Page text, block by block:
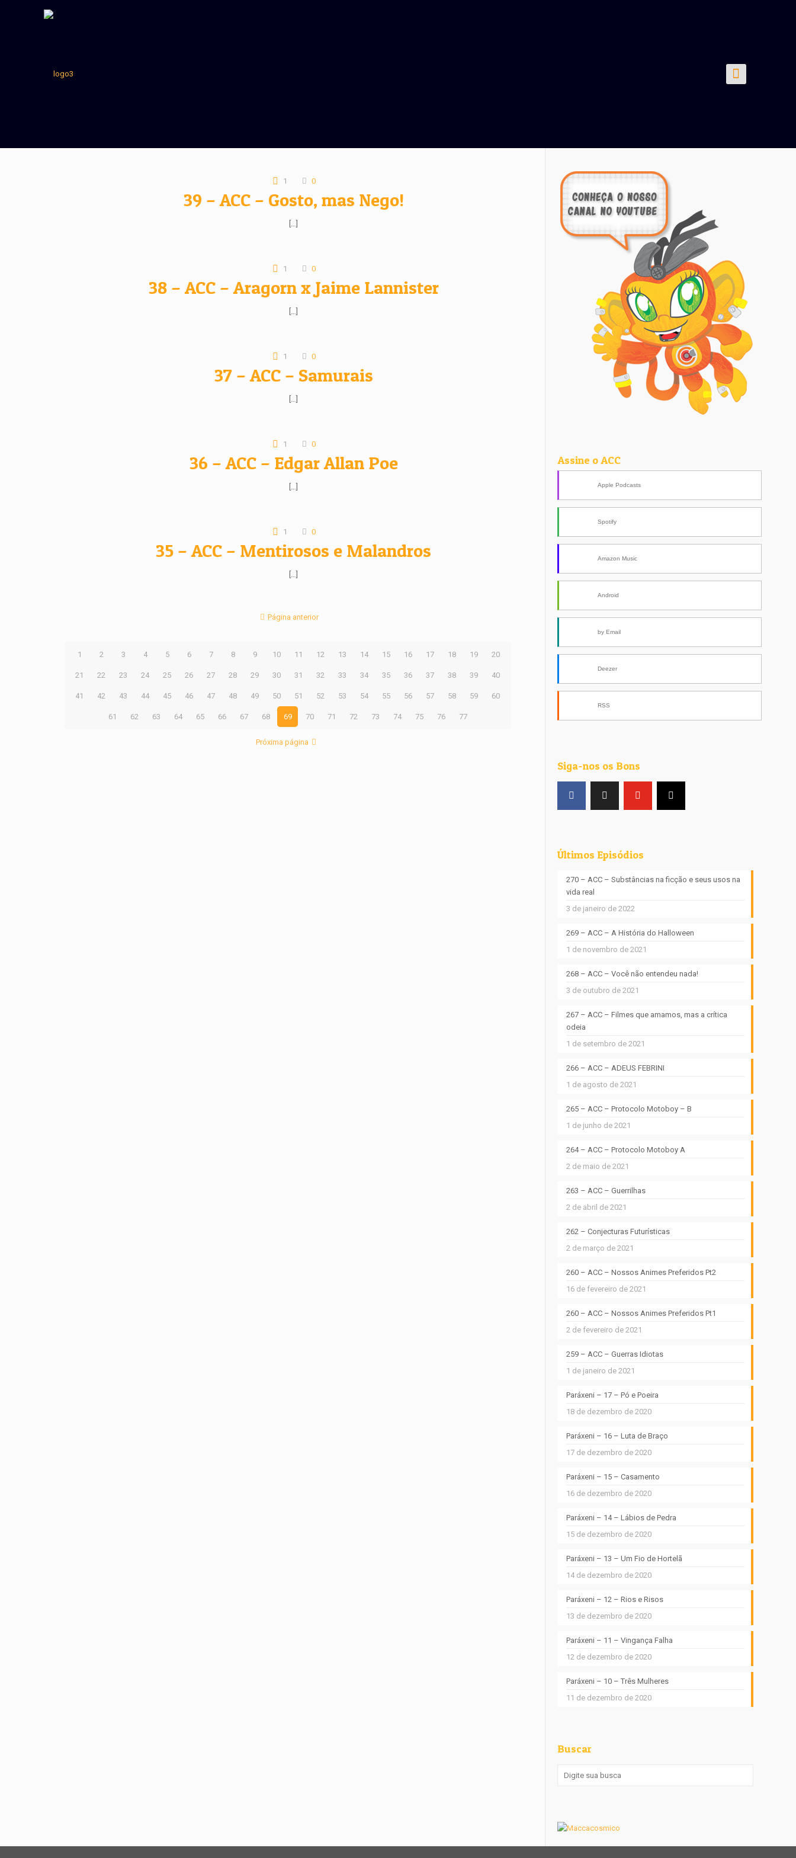
1 0
39 – ACC – Gosto, mas Nego!
[…]
1 0
38 – ACC – Aragorn x Jaime Lannister
[…]
1 0
37 – ACC – Samurais
[…]
1 0
36 – ACC – Edgar Allan Poe
[…]
1 0
35 – ACC – Mentirosos e Malandros
[…]
Página anterior
1 2 3 4 5 6 7 8 9 10 11 12 13 14 15 16 17 18 19 20
21 22 23 24 25 26 27 28 29 30 31 32 33 34 35 36 37 38 39 40
41 42 43 44 45 46 47 48 49 50 51 52 53 54 55 56 57 58 59 60
61 62 63 64 65 66 67 68 69 70 71 72 73 74 75 76 77
Próxima página
Assine o ACC
Apple Podcasts
Spotify
Amazon Music
Android
by Email
Deezer
RSS
Siga-nos os Bons
Últimos Episódios
270 – ACC – Substâncias na ficção e seus usos na
vida real
3 de janeiro de 2022
269 – ACC – A História do Halloween
1 de novembro de 2021
268 – ACC – Você não entendeu nada!
3 de outubro de 2021
267 – ACC – Filmes que amamos, mas a crítica
odeia
1 de setembro de 2021
266 – ACC – ADEUS FEBRINI
1 de agosto de 2021
265 – ACC – Protocolo Motoboy – B
1 de junho de 2021
264 – ACC – Protocolo Motoboy A
2 de maio de 2021
263 – ACC – Guerrilhas
2 de abril de 2021
262 – Conjecturas Futurísticas
2 de março de 2021
260 – ACC – Nossos Animes Preferidos Pt2
16 de fevereiro de 2021
260 – ACC – Nossos Animes Preferidos Pt1
2 de fevereiro de 2021
259 – ACC – Guerras Idiotas
1 de janeiro de 2021
Paráxeni – 17 – Pó e Poeira
18 de dezembro de 2020
Paráxeni – 16 – Luta de Braço
17 de dezembro de 2020
Paráxeni – 15 – Casamento
16 de dezembro de 2020
Paráxeni – 14 – Lábios de Pedra
15 de dezembro de 2020
Paráxeni – 13 – Um Fio de Hortelã
14 de dezembro de 2020
Paráxeni – 12 – Rios e Risos
13 de dezembro de 2020
Paráxeni – 11 – Vingança Falha
12 de dezembro de 2020
Paráxeni – 10 – Três Mulheres
11 de dezembro de 2020
Buscar